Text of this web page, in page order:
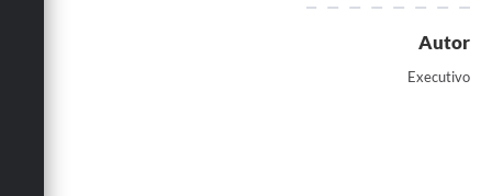
Autor
Executivo